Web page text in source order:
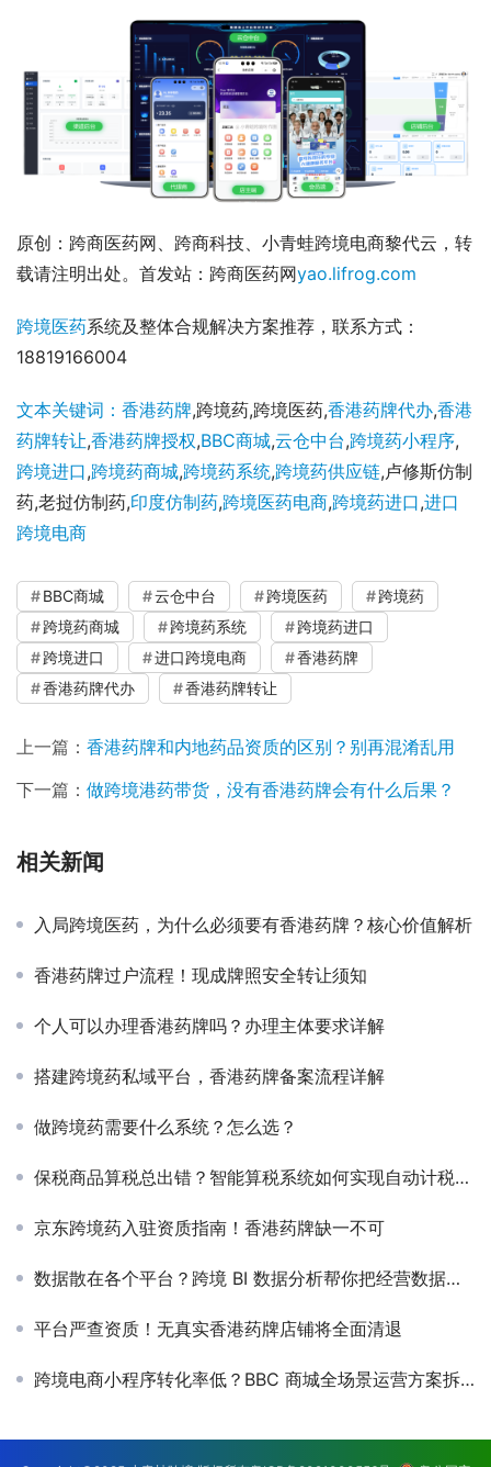
原创：跨商医药网、跨商科技、小青蛙跨境电商黎代云，转
载请注明出处。首发站：跨商医药网yao.lifrog.com
跨境医药系统及整体合规解决方案推荐，联系方式：
18819166004
文本关键词：香港药牌,跨境药,跨境医药,香港药牌代办,香港
药牌转让,香港药牌授权,BBC商城,云仓中台,跨境药小程序,
跨境进口,跨境药商城,跨境药系统,跨境药供应链,卢修斯仿制
药,老挝仿制药,印度仿制药,跨境医药电商,跨境药进口,进口
跨境电商
BBC商城 云仓中台 跨境医药
跨境药
跨境药商城
跨境药系统
跨境药进口
跨境进口
进口跨境电商
香港药牌
香港药牌代办
香港药牌转让
上一篇： 香港药牌和内地药品资质的区别？别再混淆乱用
下一篇： 做跨境港药带货，没有香港药牌会有什么后果？
相关新闻
入局跨境医药，为什么必须要有香港药牌？核心价值解析
香港药牌过户流程！现成牌照安全转让须知
个人可以办理香港药牌吗？办理主体要求详解
搭建跨境药私域平台，香港药牌备案流程详解
做跨境药需要什么系统？怎么选？
保税商品算税总出错？智能算税系统如何实现自动计税合规申报
京东跨境药入驻资质指南！香港药牌缺一不可
数据散在各个平台？跨境 BI 数据分析帮你把经营数据变增长动力
平台严查资质！无真实香港药牌店铺将全面清退
跨境电商小程序转化率低？BBC 商城全场景运营方案拆解